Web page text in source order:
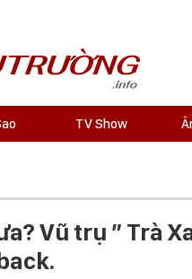
TV Show
Vũ trụ ” Trà